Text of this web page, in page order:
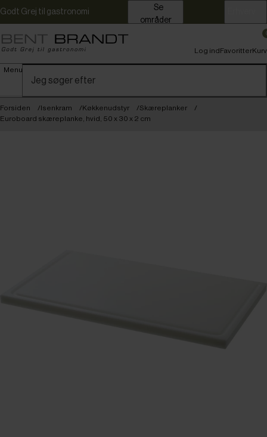
Godt Grej til gastronomi
områder
Menu
Log indFavoritterKurv
Forsiden Isenkram Køkkenudstyr
Skæreplanker
Euroboard skæreplanke, hvid, 50 x 30 x 2 cm